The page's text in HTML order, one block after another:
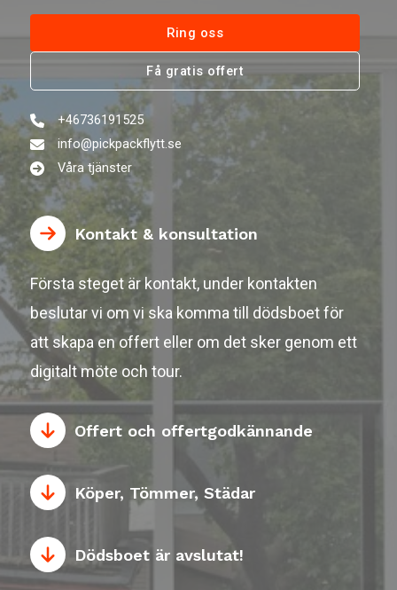
Ring oss
Få gratis offert
+46736191525
info@pickpackflytt.se
Våra tjänster
Kontakt & konsultation
Första steget är kontakt, under kontakten
beslutar vi om vi ska komma till dödsboet för
att skapa en offert eller om det sker genom ett
digitalt möte och tour.
Offert och offertgodkännande
Köper, Tömmer, Städar
Dödsboet är avslutat!